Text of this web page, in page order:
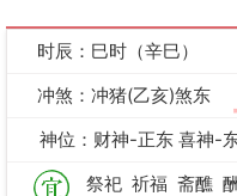
时辰：巳时（辛巳）
冲煞：冲猪(乙亥)煞东
神位：财神-正东 喜神-
祭祀 祈福 斋醮